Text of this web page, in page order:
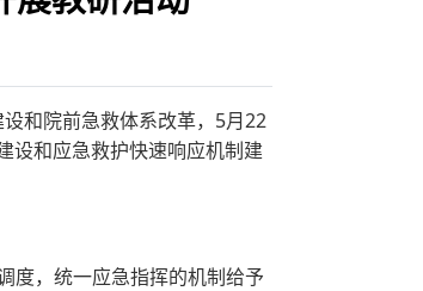
和院前急救体系改革，5月22
设和应急救护快速响应机制建
度，统一应急指挥的机制给予